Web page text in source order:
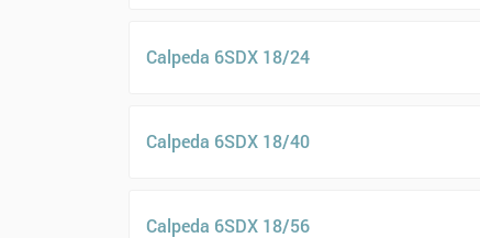
Calpeda 6SDX 18/24
Calpeda 6SDX 18/40
Calpeda 6SDX 18/56